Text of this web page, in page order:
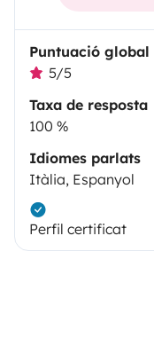
Puntuació global
5/5
Taxa de resposta
100 %
Idiomes parlats
Itàlia, Espanyol
Perfil certificat